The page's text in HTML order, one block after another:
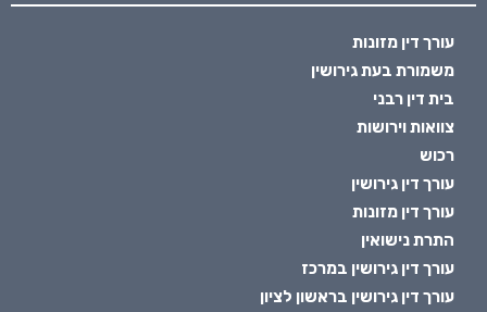
עורך דין מזונות
משמורת בעת גירושין
בית דין רבני
צוואות וירושות
רכוש
עורך דין גירושין
עורך דין מזונות
התרת נישואין
עורך דין גירושין במרכז
עורך דין גירושין בראשון לציון